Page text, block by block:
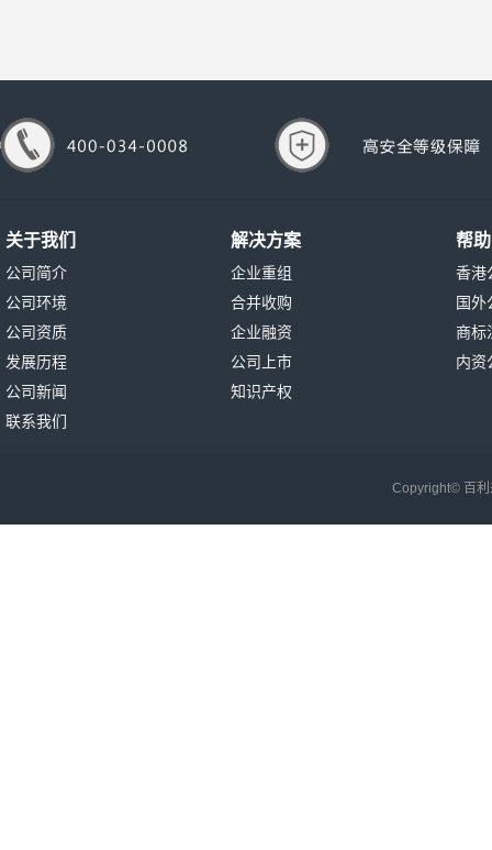
关于我们
公司简介
公司环境
公司资质
发展历程
公司新闻
联系我们
解决方案
企业重组
合并收购
企业融资
公司上市
知识产权
帮
香港
国外
商标
内资
Copyright© 百